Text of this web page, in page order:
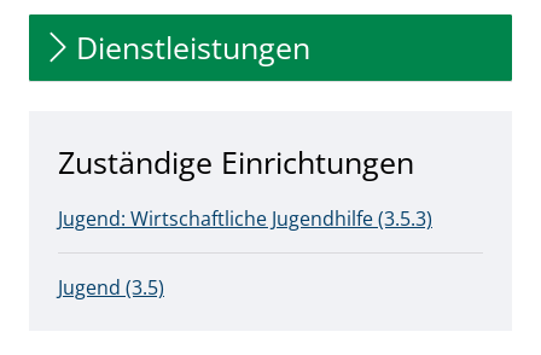
Dienstleistungen
Zuständige Einrichtungen
Jugend: Wirtschaftliche Jugendhilfe (3.5.3)
Jugend (3.5)